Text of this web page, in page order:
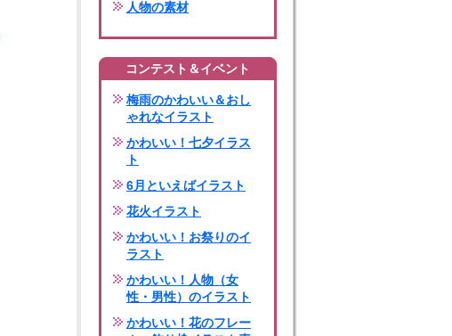
人物の素材
コンテスト＆イベント
梅雨のかわいい＆おし
ゃれなイラスト
かわいい！七夕イラス
ト
6月といえばイラスト
花火イラスト
かわいい！お祭りのイ
ラスト
かわいい！人物（女
性・男性）のイラスト
かわいい！花のフレー